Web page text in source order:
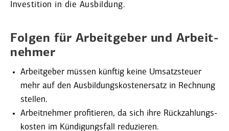
Inves­tition in die Ausbildung.
Folgen für Arbeit­geber und Arbeit­
nehmer
Arbeit­geber müssen künftig keine Umsatz­steuer
mehr auf den Ausbil­dungs­kos­ten­ersatz in Rechnung
stellen.
Arbeit­nehmer profi­tieren, da sich ihre Rückzah­lungs­
kosten im Kündi­gungsfall reduzieren.